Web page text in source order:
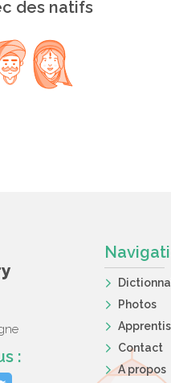
des natifs
:
Photos
Contact
A propos